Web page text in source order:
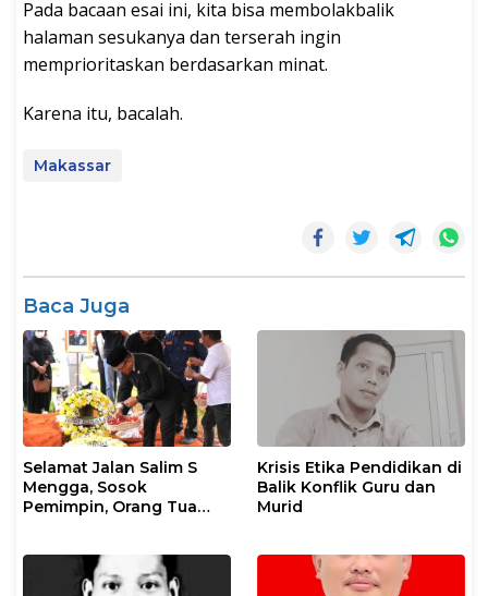
Pada bacaan esai ini, kita bisa membolakbalik
halaman sesukanya dan terserah ingin
memprioritaskan berdasarkan minat.
Karena itu, bacalah.
Makassar
Baca Juga
Selamat Jalan Salim S
Mengga, Sosok
Pemimpin, Orang Tua
Krisis Etika Pendidikan di
Balik Konflik Guru dan
Murid